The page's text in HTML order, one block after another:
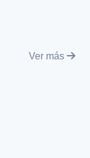
Ver más